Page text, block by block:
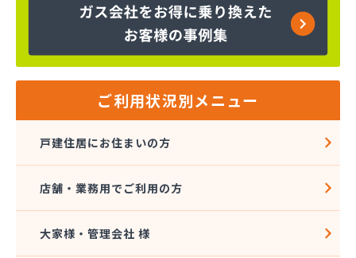
株式会社エスケーエナジー仙台
株式会社エネサンス 東北花京院オートガススタン
ド
株式会社エネサンス 東北仙台支店
株式会社エネサンス 東北南仙台支店
株式会社オオタガス設備
株式会社カシコ
株式会社ガス＆ライフ
ご利用状況別メニュー
戸建住居にお住まいの方
店舗・業務用でご利用の方
大家様・管理会社 様